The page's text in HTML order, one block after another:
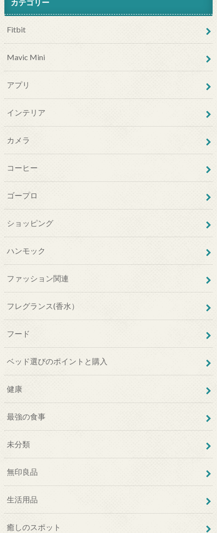
カテゴリー
Fitbit
Mavic Mini
アプリ
インテリア
カメラ
コーヒー
ゴープロ
ショッピング
ハンモック
ファッション関連
フレグランス(香水）
フード
ベッド選びのポイントと購入
健康
最強の食事
未分類
無印良品
生活用品
癒しのスポット